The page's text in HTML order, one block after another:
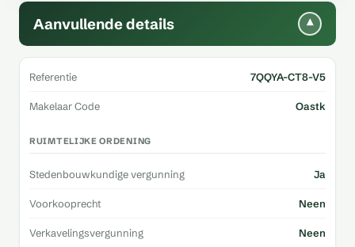
Aanvullende details ▾
Referentie 7QQYA-CT8-V5
Makelaar Code Oastk
RUIMTELIJKE ORDENING
Stedenbouwkundige vergunning Ja
Voorkooprecht Neen
Verkavelingsvergunning Neen